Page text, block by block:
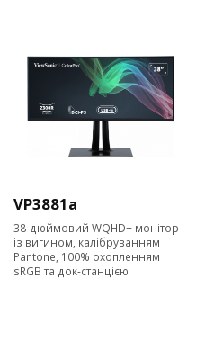
VP3881a
38-дюймовий WQHD+ монітор
із вигином, калібруванням
Pantone, 100% охопленням
sRGB та док-станцією